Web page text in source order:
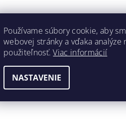
Používame súbory cookie, aby
webovej stránky a vďaka
použiteľnosť.Viac informácií
NASTAVENIE